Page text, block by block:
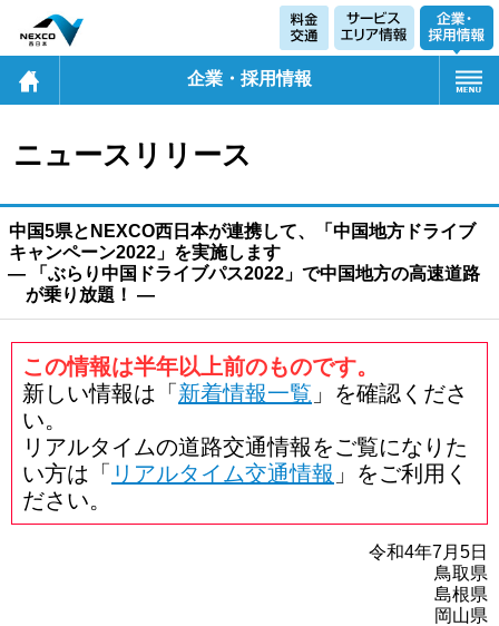
企業・採用情報
ニュースリリース
中国5県とNEXCO西日本が連携して、「中国地方ドライブ
キャンペーン2022」を実施します
― 「ぶらり中国ドライブパス2022」で中国地方の高速道路
が乗り放題！ ―
この情報は半年以上前のものです。
新しい情報は「 新着情報一覧 」を確認くださ
い。
リアルタイムの道路交通情報をご覧になりた
い方は「 リアルタイム交通情報 」をご利用く
ださい。
令和4年7月5日
鳥取県
島根県
岡山県